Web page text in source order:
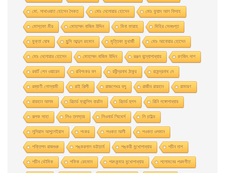
মাে. সাখাওয়াত হােসেন সৈকত মােঃ দেলােয়ার হােসেন মােঃ ফুয়াদ আল ফিদাহ
মােস্তফা মীর মােহাম্মদ নাজিম উদ্দিন মিনা ফারাহ মিহির সেনগুপ্ত
মুক্তা ঘোষ মুন্সি আব্দুল রহমান মৃত্তিকা মুখার্জী মোঃ আনোয়ার হোসেন
মোঃ দেলোয়ার হােসেন মোহাম্মদ নাজিম উদ্দিন রঞ্জন বন্দ্যোপাধ্যায় রণজিৎ দাশ
রবার্ট পেন ওয়ারেন রবিশংকর বল রবীন্দ্রনাথ ঠাকুর রমেন্দ্রনাথ দে
রম্যাণী গোস্বামী রাই শিল্পী রাজশেখর বসু রাজীব রায়হান রামায়ণ
রায়হান আলম রিচার্ড ফ্রান্সিস বারটন রিচার্ড হুগস রিনি গঙ্গোপাধ্যায়
রূপক সাহা লিও তলস্তয় লিওনার্ড স্মিথের্স লি চাইল্ড
লুসিয়াস আপুলেইয়াস শংকর শওকত আলী শওকত ওসমান
শক্তিপদ রাজগুরু শঙ্করলাল ভট্টাচার্য শঙ্করী মুখােপাধ্যায় শচীন দাশ
শচীন ভৌমিক শফিক রেহমান শরৎকুমার মুখোপাধ্যায় শলোমনের পরমগীত